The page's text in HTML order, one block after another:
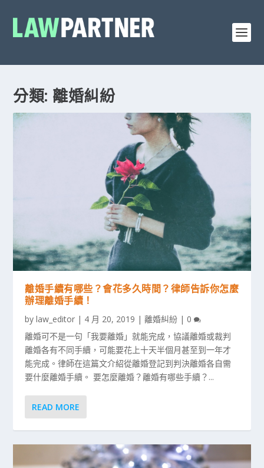
分類: 離婚糾紛
離婚手續有哪些？會花多久時間？律師告訴你怎麼
辦理離婚手續！
bylaw_editor | 4 月 20, 2019 |離婚糾紛 | 0
離婚可不是一句「我要離婚」就能完成，協議離婚或裁判
離婚各有不同手續，可能要花上十天半個月甚至到一年才
能完成。律師在這篇文介紹從離婚登記到判決離婚各自需
要什麼離婚手續。 要怎麼離婚？離婚有哪些手續？...
READ MORE